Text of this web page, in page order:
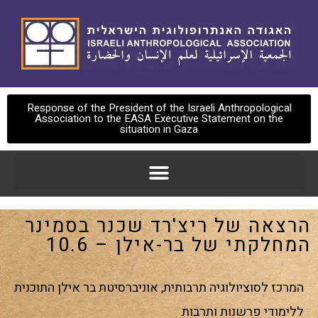
Response of the President of the Israeli Anthropological
Association to the EASA Executive Statement on the
situation in Gaza
הרצאה של ריצ'רד שכנר בסמינר
המחלקתי של בר-אילן – 10.6
המרכז לסוציולוגיה תרבותית, אוניברסיטת בר אילן התוכנית
ללימודי פרשנות ותרבות